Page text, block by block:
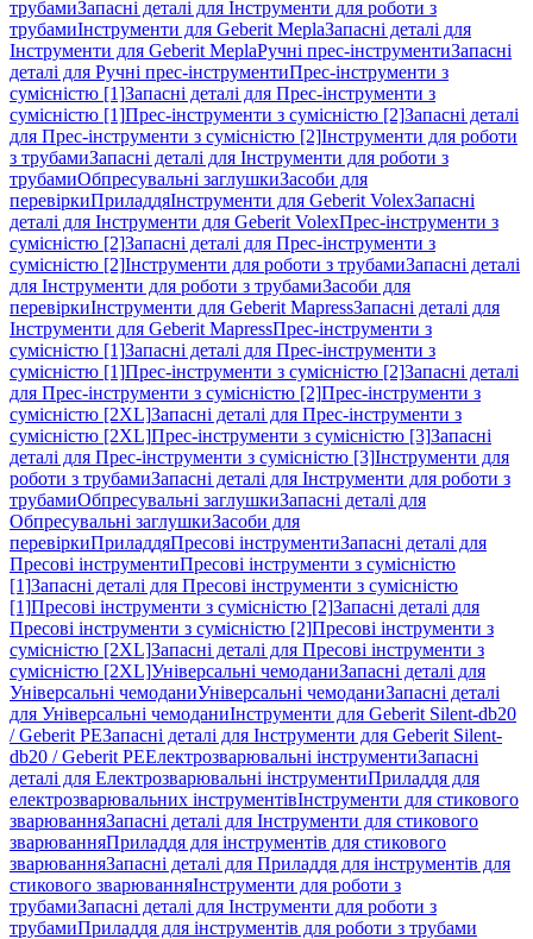
трубамиЗапасні деталі для Інструменти для роботи з
трубамиІнструменти для Geberit MeplaЗапасні деталі для
Інструменти для Geberit MeplaРучні прес-інструментиЗапасні
деталі для Ручні прес-інструментиПрес-інструменти з
сумісністю [1]Запасні деталі для Прес-інструменти з
сумісністю [1]Прес-інструменти з сумісністю [2]Запасні деталі
для Прес-інструменти з сумісністю [2]Інструменти для роботи
з трубамиЗапасні деталі для Інструменти для роботи з
трубамиОбпресувальні заглушкиЗасоби для
перевіркиПриладдяІнструменти для Geberit VolexЗапасні
деталі для Інструменти для Geberit VolexПрес-інструменти з
сумісністю [2]Запасні деталі для Прес-інструменти з
сумісністю [2]Інструменти для роботи з трубамиЗапасні деталі
для Інструменти для роботи з трубамиЗасоби для
перевіркиІнструменти для Geberit MapressЗапасні деталі для
Інструменти для Geberit MapressПрес-інструменти з
сумісністю [1]Запасні деталі для Прес-інструменти з
сумісністю [1]Прес-інструменти з сумісністю [2]Запасні деталі
для Прес-інструменти з сумісністю [2]Прес-інструменти з
сумісністю [2XL]Запасні деталі для Прес-інструменти з
сумісністю [2XL]Прес-інструменти з сумісністю [3]Запасні
деталі для Прес-інструменти з сумісністю [3]Інструменти для
роботи з трубамиЗапасні деталі для Інструменти для роботи з
трубамиОбпресувальні заглушкиЗапасні деталі для
Обпресувальні заглушкиЗасоби для
перевіркиПриладдяПресові інструментиЗапасні деталі для
Пресові інструментиПресові інструменти з сумісністю
[1]Запасні деталі для Пресові інструменти з сумісністю
[1]Пресові інструменти з сумісністю [2]Запасні деталі для
Пресові інструменти з сумісністю [2]Пресові інструменти з
сумісністю [2XL]Запасні деталі для Пресові інструменти з
сумісністю [2XL]Універсальні чемоданиЗапасні деталі для
Універсальні чемоданиУніверсальні чемоданиЗапасні деталі
для Універсальні чемоданиІнструменти для Geberit Silent-db20
/ Geberit PEЗапасні деталі для Інструменти для Geberit Silent-
db20 / Geberit PEЕлектрозварювальні інструментиЗапасні
деталі для Електрозварювальні інструментиПриладдя для
електрозварювальних інструментівІнструменти для стикового
зварюванняЗапасні деталі для Інструменти для стикового
зварюванняПриладдя для інструментів для стикового
зварюванняЗапасні деталі для Приладдя для інструментів для
стикового зварюванняІнструменти для роботи з
трубамиЗапасні деталі для Інструменти для роботи з
трубамиПриладдя для інструментів для роботи з трубами